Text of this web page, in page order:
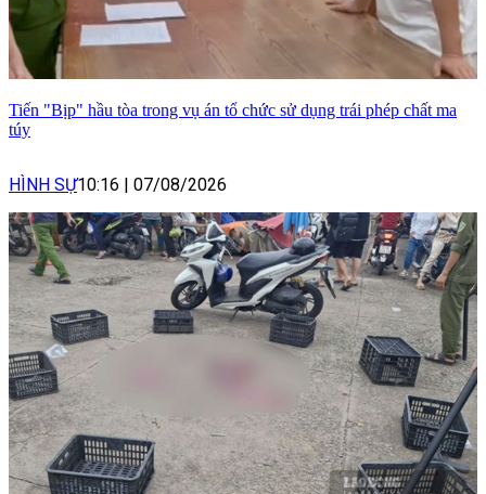
Tiến "Bịp" hầu tòa trong vụ án tổ chức sử dụng trái phép chất ma
túy
HÌNH SỰ10:16 | 07/08/2026